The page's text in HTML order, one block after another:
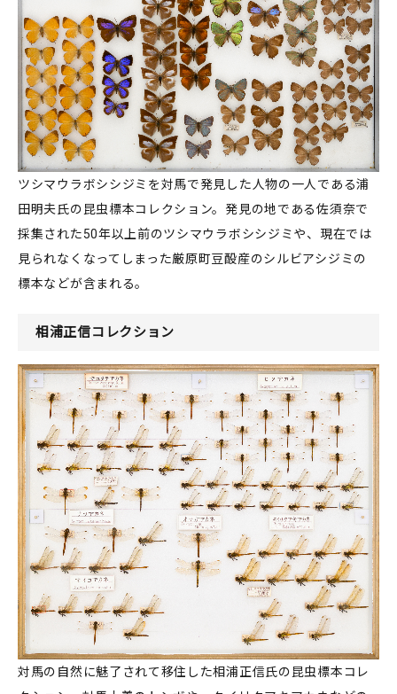
ツシマウラボシシジミを対馬で発見した人物の一人である浦
田明夫氏の昆虫標本コレクション。発見の地である佐須奈で
採集された50年以上前のツシマウラボシシジミや、現在では
見られなくなってしまった厳原町豆酘産のシルビアシジミの
標本などが含まれる。
相浦正信コレクション
対馬の自然に魅了されて移住した相浦正信氏の昆虫標本コレ